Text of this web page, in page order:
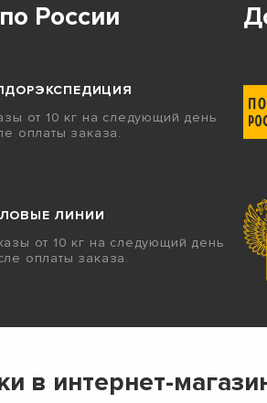
России
от 10 кг на следующий день
оплаты заказа.
ЛИНИИ
от 10 кг на следующий день
оплаты заказа.
в интернет-